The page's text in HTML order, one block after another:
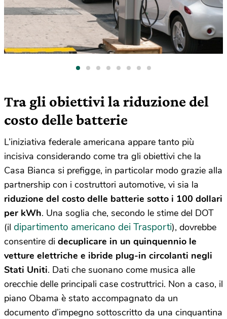
Tra gli obiettivi la riduzione del
costo delle batterie
L’iniziativa federale americana appare tanto più
incisiva considerando come tra gli obiettivi che la
Casa Bianca si prefigge, in particolar modo grazie alla
partnership con i costruttori automotive, vi sia la
riduzione del costo delle batterie sotto i 100 dollari
per kWh. Una soglia che, secondo le stime del DOT
(il dipartimento americano dei Trasporti), dovrebbe
consentire di decuplicare in un quinquennio le
vetture elettriche e ibride plug-in circolanti negli
Stati Uniti. Dati che suonano come musica alle
orecchie delle principali case costruttrici. Non a caso, il
piano Obama è stato accompagnato da un
documento d’impegno sottoscritto da una cinquantina